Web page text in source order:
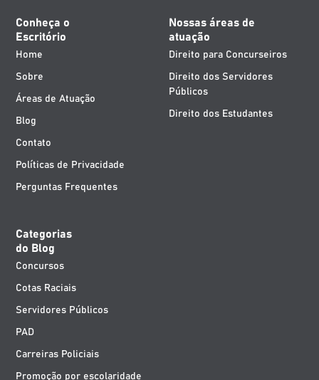
Conheça o
Escritório
Home
Sobre
Áreas de Atuação
Blog
Contato
Políticas de Privacidade
Perguntas Frequentes
Nossas áreas de
atuação
Direito para Concurseiros
Direito dos Servidores
Públicos
Direito dos Estudantes
Categorias
do Blog
Concursos
Cotas Raciais
Servidores Públicos
PAD
Carreiras Policiais
Promoção por escolaridade